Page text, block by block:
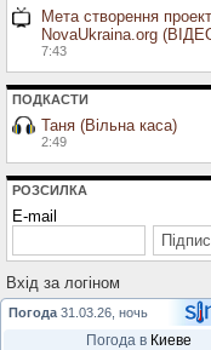
Мета створення
NovaUkraina.org
7:43
ПОДКАСТИ
Таня (Вільна каса)
2:49
РОЗСИЛКА
E-mail
Вхiд за логiном
Погода 31.03.26, ночь
Погода в Киеве